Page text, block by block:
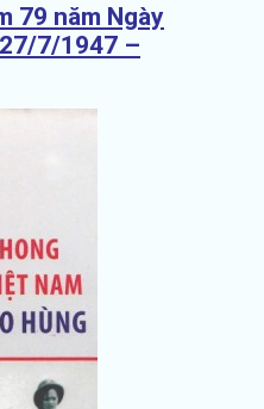
79 năm Ngày
7/1947 –